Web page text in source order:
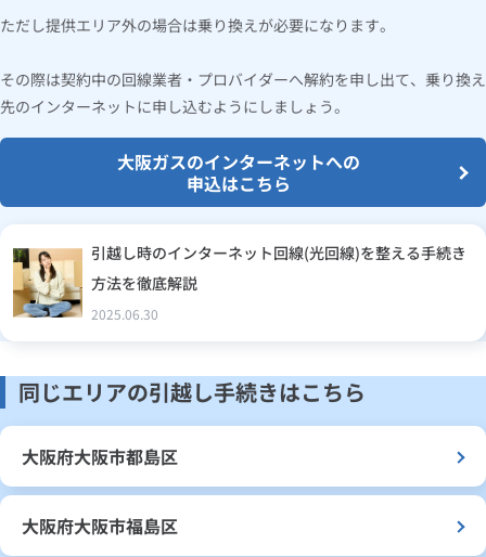
ただし提供エリア外の場合は乗り換えが必要になります。
その際は契約中の回線業者・プロバイダーへ解約を申し出て、乗り換え
先のインターネットに申し込むようにしましょう。
大阪ガスのインターネットへの
申込はこちら
引越し時のインターネット回線(光回線)を整える手続き
方法を徹底解説
2025.06.30
同じエリアの引越し手続きはこちら
大阪府大阪市都島区
大阪府大阪市福島区